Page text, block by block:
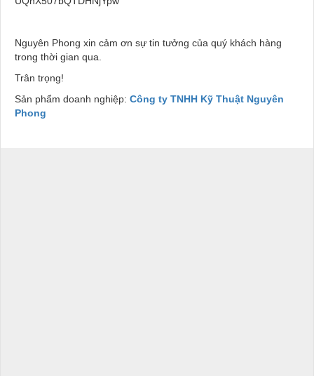
Nguyên Phong xin cảm ơn sự tin tưởng của quý khách hàng
trong thời gian qua.
Trân trọng!
Sản phẩm doanh nghiệp: Công ty TNHH Kỹ Thuật Nguyên
Phong